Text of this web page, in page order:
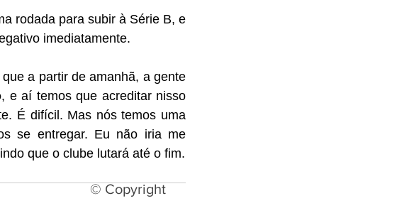
rodada para subir à Série B, e
imediatamente.
a partir de amanhã, a gente
, e aí temos que acreditar nisso
se entregar. Eu não iria me
que o clube lutará até o fim.
© Copyright